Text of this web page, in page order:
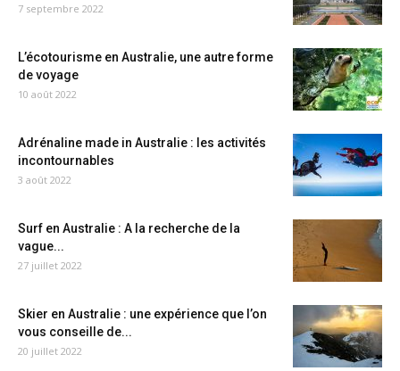
7 septembre 2022
L’écotourisme en Australie, une autre forme
de voyage
10 août 2022
Adrénaline made in Australie : les activités
incontournables
3 août 2022
Surf en Australie : A la recherche de la
vague...
27 juillet 2022
Skier en Australie : une expérience que l’on
vous conseille de...
20 juillet 2022